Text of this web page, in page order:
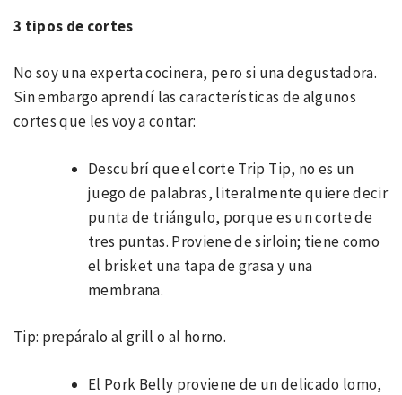
3 tipos de cortes
No soy una experta cocinera, pero si una degustadora.
Sin embargo aprendí las características de algunos
cortes que les voy a contar:
Descubrí que el corte Trip Tip, no es un
juego de palabras, literalmente quiere decir
punta de triángulo, porque es un corte de
tres puntas. Proviene de sirloin; tiene como
el brisket una tapa de grasa y una
membrana.
Tip: prepáralo al grill o al horno.
El Pork Belly proviene de un delicado lomo,